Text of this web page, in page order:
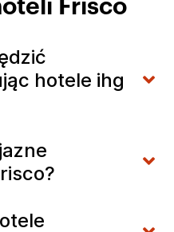
Frisco
hotele ihg